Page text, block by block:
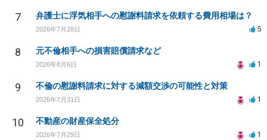
7 弁護士に浮気相手への慰謝料請求を依頼する費用相場は？
2026年7月28日 5
8 元不倫相手への損害賠償請求など
2026年8月6日 1
9 不倫の慰謝料請求に対する減額交渉の可能性と対策
2026年7月31日 1
10 不動産の財産保全処分
2026年7月29日 1